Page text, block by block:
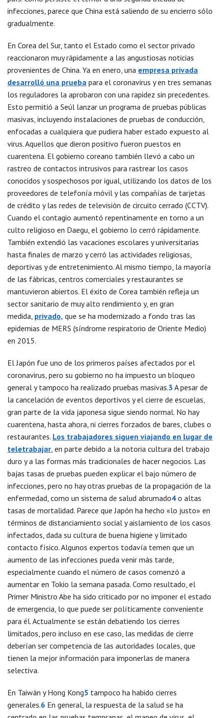
infecciones, parece que China está saliendo de su encierro sólo
gradualmente.
En Corea del Sur, tanto el Estado como el sector privado
reaccionaron muy rápidamente a las angustiosas noticias
provenientes de China. Ya en enero, una empresa privada
desarrolló una prueba para el coronavirus y en tres semanas
los reguladores la aprobaron con una rapidez sin precedentes.
Esto permitió a Seúl lanzar un programa de pruebas públicas
masivas, incluyendo instalaciones de pruebas de conducción,
enfocadas a cualquiera que pudiera haber estado expuesto al
virus. Aquellos que dieron positivo fueron puestos en
cuarentena. El gobierno coreano también llevó a cabo un
rastreo de contactos intrusivos para rastrear los casos
conocidos y sospechosos por igual, utilizando los datos de los
proveedores de telefonía móvil y las compañías de tarjetas
de crédito y las redes de televisión de circuito cerrado (CCTV).
Cuando el contagio aumentó repentinamente en torno a un
culto religioso en Daegu, el gobierno lo cerró rápidamente.
También extendió las vacaciones escolares y universitarias
hasta finales de marzo y cerró las actividades religiosas,
deportivas y de entretenimiento. Al mismo tiempo, la mayoría
de las fábricas, centros comerciales y restaurantes se
mantuvieron abiertos. El éxito de Corea también refleja un
sector sanitario de muy alto rendimiento y, en gran
medida, privado, que se ha modernizado a fondo tras las
epidemias de MERS (síndrome respiratorio de Oriente Medio)
en 2015.
El Japón fue uno de los primeros países afectados por el
coronavirus, pero su gobierno no ha impuesto un bloqueo
general y tampoco ha realizado pruebas masivas.3 A pesar de
la cancelación de eventos deportivos y el cierre de escuelas,
gran parte de la vida japonesa sigue siendo normal. No hay
cuarentena, hasta ahora, ni cierres forzados de bares, clubes o
restaurantes. Los trabajadores siguen viajando en lugar de
teletrabajar, en parte debido a la notoria cultura del trabajo
duro y a las formas más tradicionales de hacer negocios. Las
bajas tasas de pruebas pueden explicar el bajo número de
infecciones, pero no hay otras pruebas de la propagación de la
enfermedad, como un sistema de salud abrumado4o altas
tasas de mortalidad. Parece que Japón ha hecho «lo justo» en
términos de distanciamiento social y aislamiento de los casos
infectados, dada su cultura de buena higiene y limitado
contacto físico. Algunos expertos todavía temen que un
aumento de las infecciones pueda venir más tarde,
especialmente cuando el número de casos comenzó a
aumentar en Tokio la semana pasada. Como resultado, el
Primer Ministro Abe ha sido criticado por no imponer el estado
de emergencia, lo que puede ser políticamente conveniente
para él. Actualmente se están debatiendo los cierres
limitados, pero incluso en ese caso, las medidas de cierre
deberían ser competencia de las autoridades locales, que
tienen la mejor información para imponerlas de manera
selectiva.
En Taiwán y Hong Kong5 tampoco ha habido cierres
generales.6 En general, la respuesta de la salud se ha